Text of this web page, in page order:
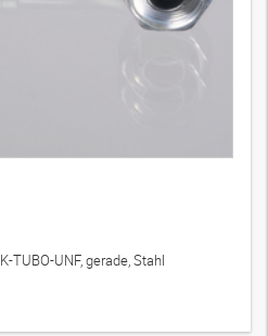
TUBO-UNF, gerade, Stahl